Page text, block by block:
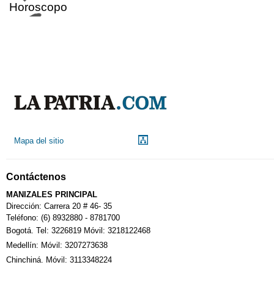
Horoscopo
Calendario Tributario
Sudoku
Mapa del sitio
Contáctenos
MANIZALES PRINCIPAL
Dirección: Carrera 20 # 46- 35
Teléfono: (6) 8932880 - 8781700
Bogotá. Tel: 3226819 Móvil: 3218122468
Medellín: Móvil: 3207273638
Chinchiná. Móvil: 3113348224